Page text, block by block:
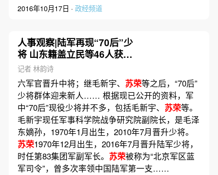
2016年10月17日 · 政经频道
人事观察|陆军再现“70后”少
将 山东籍盖立民等46人获晋
少将
记者 林韵诗
六军官晋升中将；继毛新宇、 苏荣等之后，“70后”
少将群体迎来新人…… 根据现已公开的资料，军
中“70后”现役少将并不多，包括毛新宇、 苏荣等。
毛新宇现任军事科学院战争研究院副院长，是毛泽
东嫡孙，1970年1月出生，2010年7月晋升少将。
苏荣1970年12月出生，2016年7月晋升陆军少将，
时任第83集团军副军长。 苏荣被称为“北京军区蓝
军司令”，曾多次率领中国陆军第一支……